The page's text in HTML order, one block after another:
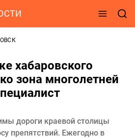
хабаровского
зона многолетней
дороги краевой столицы
препятствий. Ежегодно в